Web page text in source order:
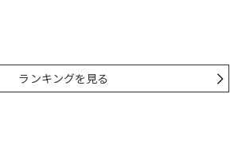
ランキングを見る